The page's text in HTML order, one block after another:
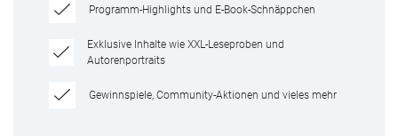
Programm-Highlights und E-Book-Schnäppchen
Exklusive Inhalte wie XXL-Leseproben und
Autorenportraits
Gewinnspiele, Community-Aktionen und vieles mehr